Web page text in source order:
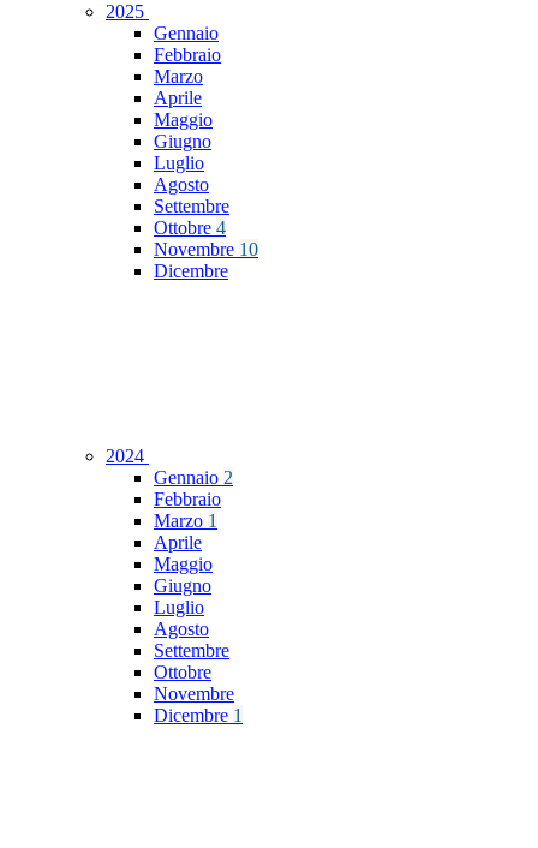
2025
Gennaio
Febbraio
Marzo
Aprile
Maggio
Giugno
Luglio
Agosto
Settembre
Ottobre 4
Novembre 10
Dicembre
2024
Gennaio 2
Febbraio
Marzo 1
Aprile
Maggio
Giugno
Luglio
Agosto
Settembre
Ottobre
Novembre
Dicembre 1